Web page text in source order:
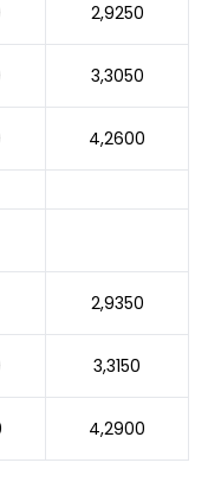
2,9250
3,3050
4,2600
2,9350
3,3150
4,2900